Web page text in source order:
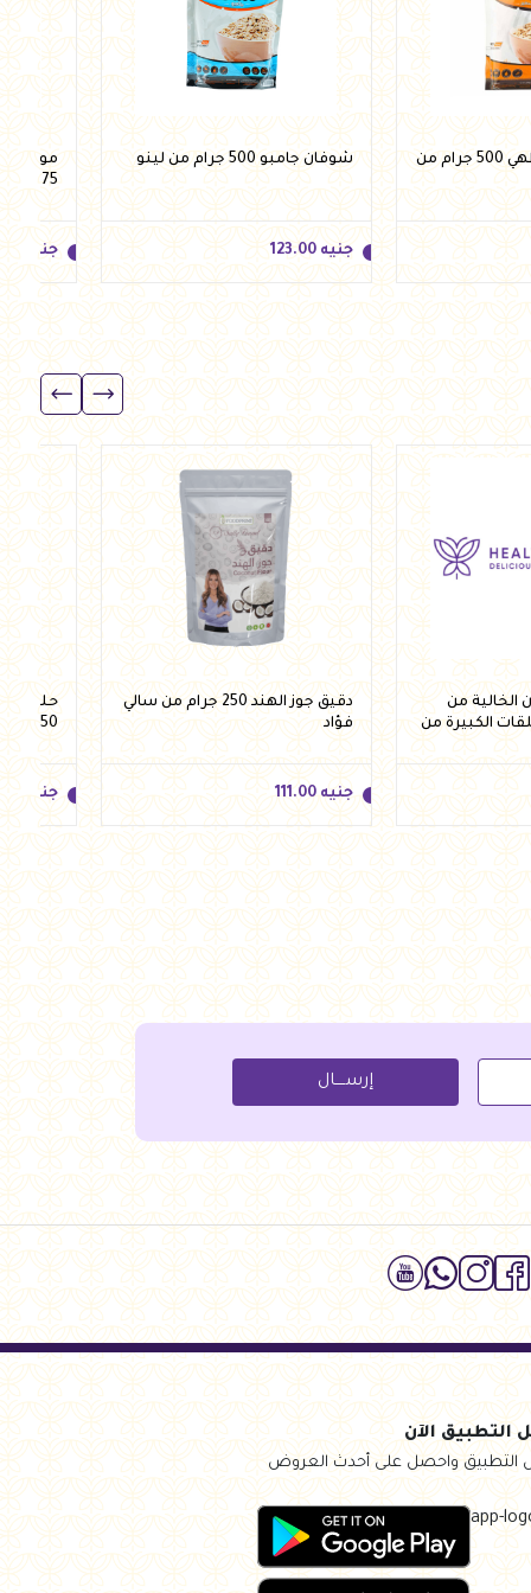
شوفان سريع الطهي 500 جرام من
شوفان جامبو 500 جرام من لينو
جنيه 123.00
جنيه 123.00
موسلي
375 جرام من لينو
جنيه
جنيه
الخالية من
الكبيرة من
دقيق جوز الهند 250 جرام من سالي
فؤاد
جنيه 111.00
جنيه 111.00
أضف للسلة
حلقات
250 جرام من فيردي
جنيه
جنيه
إرســــال
التطبيق الآن
التطبيق واحصل على أحدث العروض